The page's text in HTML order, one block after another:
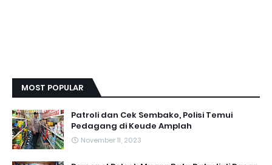
MOST POPULAR
Patroli dan Cek Sembako, Polisi Temui
Pedagang di Keude Amplah
November 11, 2023